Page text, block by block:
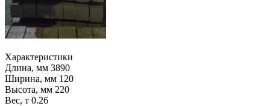
Характеристики
Длина, мм 3890
Ширина, мм 120
Высота, мм 220
Вес, т 0.26